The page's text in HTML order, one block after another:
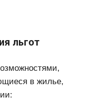
льгот
в жилье,